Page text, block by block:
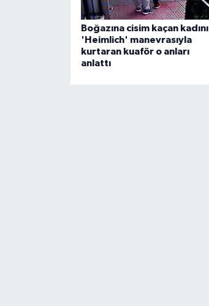
Boğazına cisim kaçan kadını
'Heimlich' manevrasıyla
kurtaran kuaför o anları
anlattı